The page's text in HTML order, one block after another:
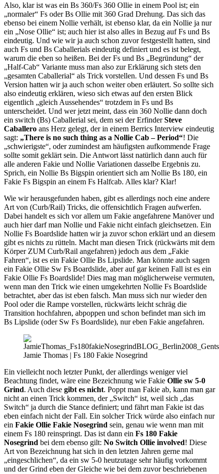
Also, klar ist was ein Bs 360/Fs 360 Ollie in einem Pool ist; ein
„normaler“ Fs oder Bs Ollie mit 360 Grad Drehung. Das sich das
ebenso bei einem Nollie verhält, ist ebenso klar, da ein Nollie ja nur
ein „Nose Ollie“ ist; auch hier ist also alles in Bezug auf Fs und Bs
eindeutig. Und wie wir ja auch schon zuvor festgestellt hatten, sind
auch Fs und Bs Caballerials eindeutig definiert und es ist belegt,
warum die eben so heißen. Bei der Fs und Bs „Begründung“ der
„Half-Cab“ Variante muss man also zur Erklärung sich stets den
„gesamten Caballerial“ als Trick vorstellen. Und dessen Fs und Bs
Version hatten wir ja auch schon weiter oben erläutert. So sollte sich
also eindeutig erklären, wieso sich etwas auf den ersten Blick
eigentlich „gleich Aussehendes“ trotzdem in Fs und Bs
unterscheidet. Und wer jetzt meint, dass ein 360 Nollie dann doch
ein switch (Bs) Caballerial sei, dem sei der ErfinderSteve
Caballero ans Herz gelegt, der in einem Berrics Interview eindeutig
sagt: „There is no such thing as a Nollie Cab – Period“! Die
„schwierigste“, oder zumindest am häufigsten aufkommende Frage
sollte somit geklärt sein. Die Antwort lässt natürlich dann auch für
alle anderen Fakie und Nollie Variationen dasselbe Ergebnis zu.
Sprich, ein Nollie Bs Bigspin orientiert sich am Nollie Bs 180, ein
Fakie Fs Bigspin an einem Fs Halfcab. Alles klar? Klar!
Wie wir herausgefunden haben, gibt es allerdings noch eine andere
Art von (Curb/Rail) Tricks, die offensichtlich Fragen aufwerfen.
Dabei handelt es sich vor allem um Fakie angefahrene Manöver und
auch hier darf man Nollie und Fakie nicht einfach gleichsetzen. Ein
Nollie Fs Boardslide hatten wir ja zuvor schon erklärt und an diesem
gibt es nichts zu rütteln. Macht man diesen Trick (rückwärts mit dem
Körper ZUM Curb/Rail angefahren) jedoch aus dem „Fakie
Fahren“, ist es ein Fakie Ollie Bs Lipslide. Man könnte auch sagen
ein Fakie Ollie Sw Fs Boardslide, aber auf gar keinen Fall ist es ein
Fakie Ollie Fs Boardslide! Dies mag man möglicherweise vermuten,
wenn man den Trick wie einen umgekehrten Nollie Fs Boardslide
betrachtet, aber das ist eben falsch. Man muss sich nur wieder den
Pool oder die Rampe vorstellen, rückwärts leicht schräg die
Transition hochfahren, abpoppen und schon befindet man sich im
Bs Lipslide (oder Sw Fs Boardslide), nur eben Fakie angefahren.
Jamie Thomas | Fs 180 Fakie Nosegrind
Ein vielleicht noch letzter Punkt, der allerdings weniger viel
Beachtung findet, wäre eine Bezeichnung wie Fakie Ollie sw 5-0
Grind. Auch diese gibt es nicht. Poppt man Fakie ab, kann man gar
nicht an einen Trick kommen, der „Switch“ ist, weil sich „das
Switch“ ja durch die Stance definiert; und fährt man Fakie ist das
eben einfach nicht der Fall. Ein solcher Trick würde also einfach nur
ein Fakie Ollie Fakie Nosegrind sein, genau wie wenn man mit
einem Fs 180 reinspringt. Das ist dann ein Fs 180 Fakie
Nosegrind bei dem ebenso gilt: No Switch Ollie involved! Diese
Art von Bezeichnung hat sich in den letzten Jahren gerne mal
„eingeschlichen“, da ein sw 5-0 heutzutage sehr häufig vorkommt
und der Grind eben der Gleiche wie bei dem zuvor beschriebenen